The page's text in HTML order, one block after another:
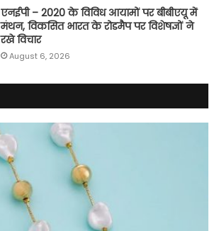
एनईपी – 2020 के विविध आयामों पर बीबीएयू में
मंथन, विकसित भारत के रोडमैप पर विशेषज्ञों ने
रखे विचार
August 6, 2026